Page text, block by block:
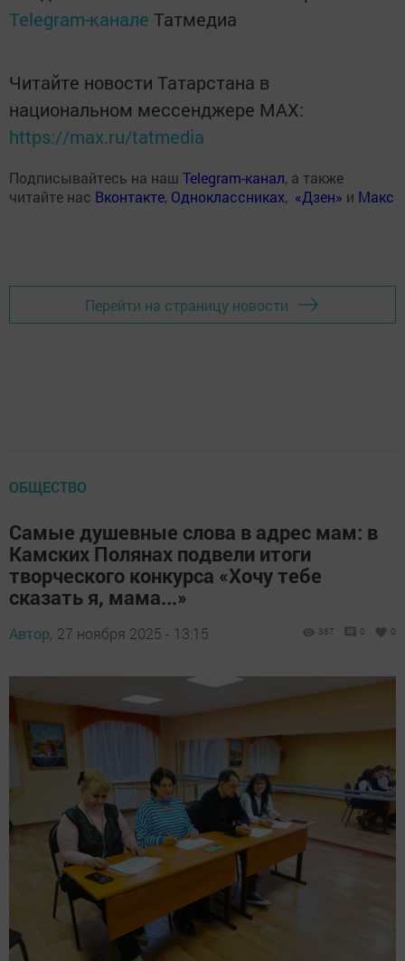
Telegram-канале Татмедиа
Читайте новости Татарстана в
национальном мессенджере MАХ:
https://max.ru/tatmedia
Подписывайтесь на наш Telegram-канал, а также
читайте нас Вконтакте, Одноклассниках, «Дзен» и Макс
Перейти на страницу новости
ОБЩЕСТВО
Самые душевные слова в адрес мам: в
Камских Полянах подвели итоги
творческого конкурса «Хочу тебе
сказать я, мама...»
Автор, 27 ноября 2025 - 13:15 367 0 0